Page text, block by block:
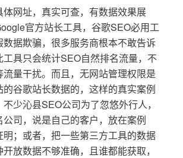
体网址，真实可查，有数据效果展
官方站长工具，谷歌SEO必用工
据欺骗，很多服务商根本不敢告诉
具只会统计SEO自然排名流量，不
流量干扰。而且，无网站管理权限是
谷歌站长数据的，这样的真实案例
少沁县SEO公司为了忽悠外行人，
司，说是自己的客户，放在案例
明；或者，把一些第三方工具的数据
放数据不够准确，且谁都能获取，